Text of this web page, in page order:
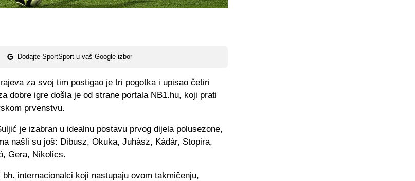
Dodajte SportSport u vaš Google izbor
za svoj tim postigao je tri pogotka i upisao četiri
dobre igre došla je od strane portala NB1.hu, koji prati
prvenstvu.
je izabran u idealnu postavu prvog dijela polusezone,
našli su još: Dibusz, Okuka, Juhász, Kádár, Stopira,
Gera, Nikolics.
internacionalci koji nastupaju ovom takmičenju,